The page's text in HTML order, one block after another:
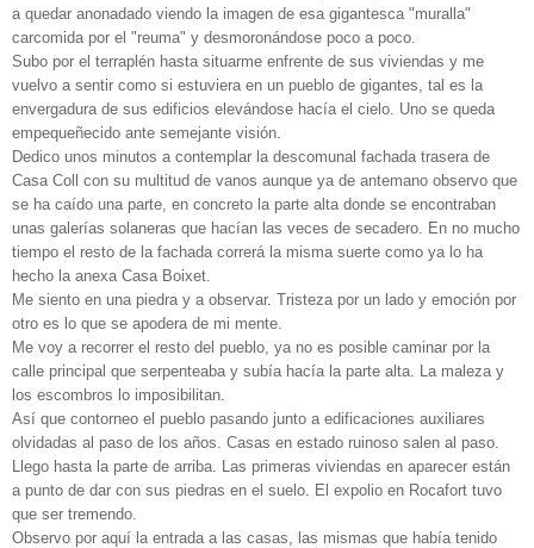
a quedar anonadado viendo la imagen de esa gigantesca "muralla"
carcomida por el "reuma" y desmoronándose poco a poco.
Subo por el terraplén hasta situarme enfrente de sus viviendas y me
vuelvo a sentir como si estuviera en un pueblo de gigantes, tal es la
envergadura de sus edificios elevándose hacía el cielo. Uno se queda
empequeñecido ante semejante visión.
Dedico unos minutos a contemplar la descomunal fachada trasera de
Casa Coll con su multitud de vanos aunque ya de antemano observo que
se ha caído una parte, en concreto la parte alta donde se encontraban
unas galerías solaneras que hacían las veces de secadero. En no mucho
tiempo el resto de la fachada correrá la misma suerte como ya lo ha
hecho la anexa Casa Boixet.
Me siento en una piedra y a observar. Tristeza por un lado y emoción por
otro es lo que se apodera de mi mente.
Me voy a recorrer el resto del pueblo, ya no es posible caminar por la
calle principal que serpenteaba y subía hacía la parte alta. La maleza y
los escombros lo imposibilitan.
Así que contorneo el pueblo pasando junto a edificaciones auxiliares
olvidadas al paso de los años. Casas en estado ruinoso salen al paso.
Llego hasta la parte de arriba. Las primeras viviendas en aparecer están
a punto de dar con sus piedras en el suelo. El expolio en Rocafort tuvo
que ser tremendo.
Observo por aquí la entrada a las casas, las mismas que había tenido